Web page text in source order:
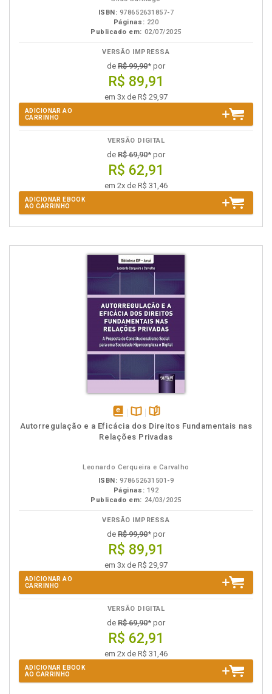
ISBN: 978652631857-7
Páginas: 220
Publicado em: 02/07/2025
VERSÃO IMPRESSA
de R$ 99,90* por
R$ 89,91
em 3x de R$ 29,97
ADICIONAR AO
CARRINHO
VERSÃO DIGITAL
de R$ 69,90* por
R$ 62,91
em 2x de R$ 31,46
ADICIONAR EBOOK
AO CARRINHO
disponível
em
Disponível
na
páginas
Autorregulação e a Eficácia dos Direitos Fundamentais nas
Relações Privadas
Leonardo Cerqueira e Carvalho
ISBN: 978652631501-9
Páginas: 192
Publicado em: 24/03/2025
VERSÃO IMPRESSA
de R$ 99,90* por
R$ 89,91
em 3x de R$ 29,97
ADICIONAR AO
CARRINHO
VERSÃO DIGITAL
de R$ 69,90* por
R$ 62,91
em 2x de R$ 31,46
ADICIONAR EBOOK
AO CARRINHO